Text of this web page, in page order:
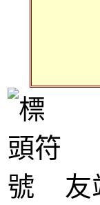
友